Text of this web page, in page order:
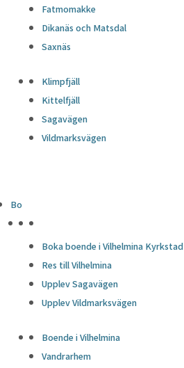
Fatmomakke
Dikanäs och Matsdal
Saxnäs
Klimpfjäll
Kittelfjäll
Sagavägen
Vildmarksvägen
Bo
Boka boende i Vilhelmina Kyrkstad
Res till Vilhelmina
Upplev Sagavägen
Upplev Vildmarksvägen
Boende i Vilhelmina
Vandrarhem